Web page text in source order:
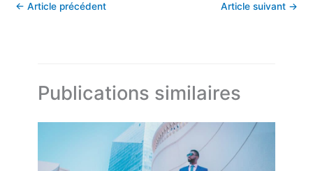
← Article précédent Article suivant →
Publications similaires